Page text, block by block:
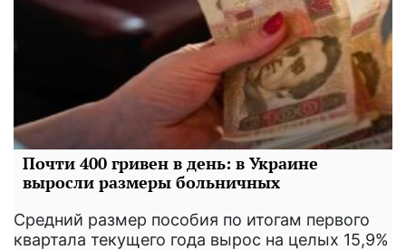
Почти 400 гривен в день: в Украине
выросли размеры больничных
Средний размер пособия по итогам первого
квартала текущего года вырос на целых 15,9%